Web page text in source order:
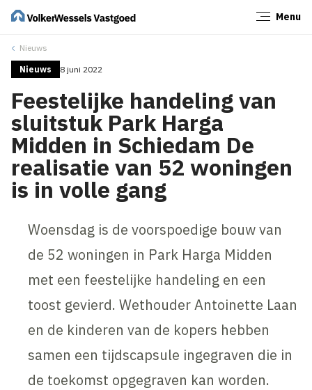
Menu
Nieuws
Nieuws 8 juni 2022
Feestelijke handeling van
sluitstuk Park Harga
Midden in Schiedam De
realisatie van 52 woningen
is in volle gang
Woensdag is de voorspoedige bouw van
de 52 woningen in Park Harga Midden
met een feestelijke handeling en een
toost gevierd. Wethouder Antoinette Laan
en de kinderen van de kopers hebben
samen een tijdscapsule ingegraven die in
de toekomst opgegraven kan worden.
Sluiten